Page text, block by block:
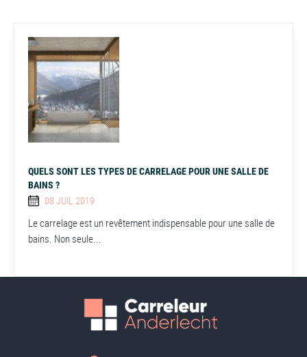
QUELS SONT LES TYPES DE CARRELAGE POUR UNE SALLE DE
BAINS ?
08 JUIL 2019
Le carrelage est un revêtement indispensable pour une salle de
bains. Non seule...